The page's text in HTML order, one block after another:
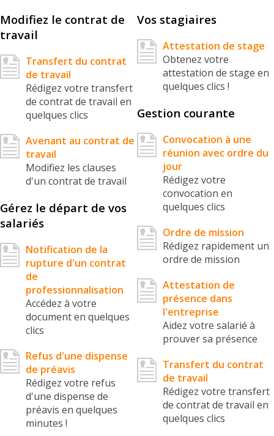
Modifiez le contrat de
travail
Transfert du contrat
de travail
Rédigez votre transfert
de contrat de travail en
quelques clics
Avenant au contrat de
travail
Modifiez les clauses
d'un contrat de travail
Gérez le départ de vos
salariés
Notification de la
rupture d'un contrat
de
professionnalisation
Accédez à votre
document en quelques
clics
Refus d'une dispense
de préavis
Rédigez votre refus
d'une dispense de
préavis en quelques
minutes !
Vos stagiaires
Attestation de stage
Obtenez votre
attestation de stage en
quelques clics !
Gestion courante
Convocation à une
réunion avec ordre du
jour
Rédigez votre
convocation en
quelques clics
Ordre de mission
Rédigez rapidement un
ordre de mission
Attestation de
présence dans
l'entreprise
Aidez votre salarié à
prouver sa présence
Transfert du contrat
de travail
Rédigez votre transfert
de contrat de travail en
quelques clics